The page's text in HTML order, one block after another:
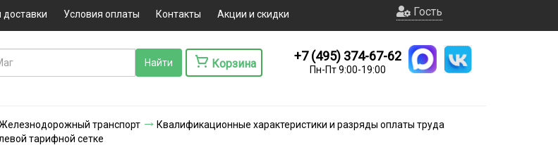
доставки Условия оплаты Контакты Акции и скидки Гость
Корзина
+7 (495) 374-67-62
Пн-Пт 9:00-19:00
транспорт
Квалификационные характеристики и разряды оплаты труда
тарифной сетке